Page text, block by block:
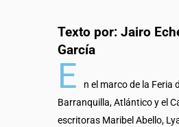
Texto por: Jairo
García
E
n el marco de la Feria
Barranquilla, Atlántico y el
escritoras Maribel Abello,